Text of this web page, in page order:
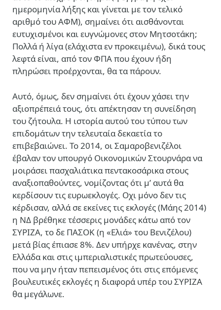
ημερομηνία λήξης και γίνεται με τον τελικό
αριθμό του ΑΦΜ), σημαίνει ότι αισθάνονται
ευτυχισμένοι και ευγνώμονες στον Μητσοτάκη;
Πολλά ή λίγα (ελάχιστα εν προκειμένω), δικά τους
λεφτά είναι, από τον ΦΠΑ που έχουν ήδη
πληρώσει προέρχονται, θα τα πάρουν.
Αυτό, όμως, δεν σημαίνει ότι έχουν χάσει την
αξιοπρέπειά τους, ότι απέκτησαν τη συνείδηση
του ζήτουλα. Η ιστορία αυτού του τύπου των
επιδομάτων την τελευταία δεκαετία το
επιβεβαιώνει. Το 2014, οι Σαμαροβενιζέλοι
έβαλαν τον υπουργό Οικονομικών Στουρνάρα να
μοιράσει πασχαλιάτικα πεντακοσάρικα στους
αναξιοπαθούντες, νομίζοντας ότι μ’ αυτά θα
κερδίσουν τις ευρωεκλογές. Οχι μόνο δεν τις
κέρδισαν, αλλά σε εκείνες τις εκλογές (Μάης 2014)
η ΝΔ βρέθηκε τέσσερις μονάδες κάτω από τον
ΣΥΡΙΖΑ, το δε ΠΑΣΟΚ (η «Ελιά» του Βενιζέλου)
μετά βίας έπιασε 8%. Δεν υπήρχε κανένας, στην
Ελλάδα και στις ιμπεριαλιστικές πρωτεύουσες,
που να μην ήταν πεπεισμένος ότι στις επόμενες
βουλευτικές εκλογές η διαφορά υπέρ του ΣΥΡΙΖΑ
θα μεγάλωνε.